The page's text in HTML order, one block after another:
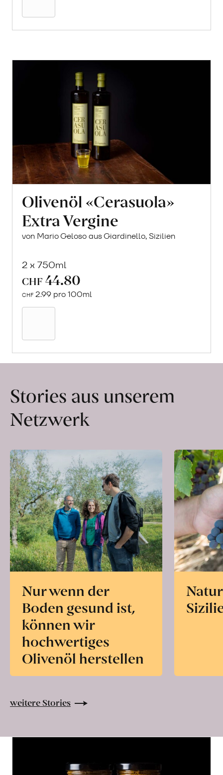
Olivenöl «Cerasuola»
Extra Vergine
von Mario Geloso aus Giardinello, Sizilien
2 x 750ml
CHF 44.80
CHF 2.99 pro 100ml
Stories aus unserem
Netzwerk
Nur wenn der
Boden gesund ist,
können wir
hochwertiges
Olivenöl herstellen
weitere Stories